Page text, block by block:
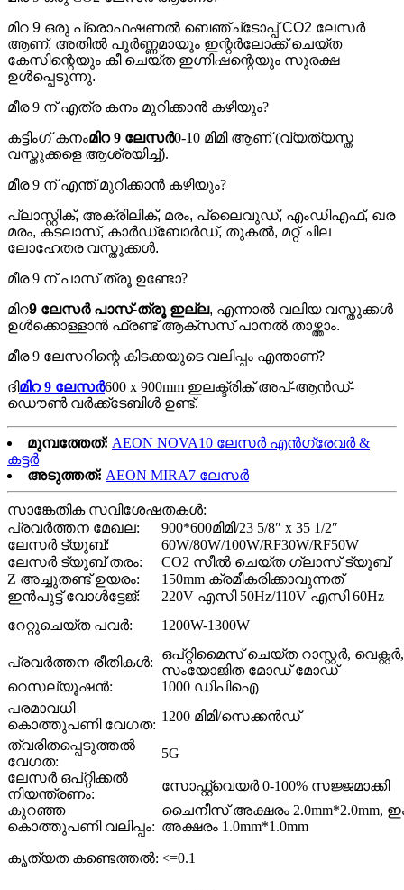
മിറ 9 ഒരു പ്രൊഫഷണൽ ബെഞ്ച്‌ടോപ്പ് CO2 ലേസർ
ആണ്, അതിൽ പൂർണ്ണമായും ഇന്റർലോക്ക് ചെയ്ത
കേസിന്റെയും കീ ചെയ്ത ഇഗ്നിഷന്റെയും സുരക്ഷ
ഉൾപ്പെടുന്നു.
മീര 9 ന് എത്ര കനം മുറിക്കാൻ കഴിയും?
കട്ടിംഗ് കനംമിറ 9 ലേസർ0-10 മിമി ആണ് (വ്യത്യസ്ത
വസ്തുക്കളെ ആശ്രയിച്ച്).
മീര 9 ന് എന്ത് മുറിക്കാൻ കഴിയും?
പ്ലാസ്റ്റിക്, അക്രിലിക്, മരം, പ്ലൈവുഡ്, എംഡിഎഫ്, ഖര
മരം, കടലാസ്, കാർഡ്ബോർഡ്, തുകൽ, മറ്റ് ചില
ലോഹേതര വസ്തുക്കൾ.
മീര 9 ന് പാസ് ത്രൂ ഉണ്ടോ?
മിറ9 ലേസർ പാസ്-ത്രൂ ഇല്ല, എന്നാൽ വലിയ വസ്തുക്കൾ
ഉൾക്കൊള്ളാൻ ഫ്രണ്ട് ആക്‌സസ് പാനൽ താഴ്ത്താം.
മീര 9 ലേസറിന്റെ കിടക്കയുടെ വലിപ്പം എന്താണ്?
ദിമിറ 9 ലേസർ600 x 900mm ഇലക്ട്രിക് അപ്-ആൻഡ്-
ഡൌൺ വർക്ക്ടേബിൾ ഉണ്ട്.
മുമ്പത്തേത്: AEON NOVA10 ലേസർ എൻഗ്രേവർ &
കട്ടർ
അടുത്തത്: AEON MIRA7 ലേസർ
സാങ്കേതിക സവിശേഷതകൾ:
പ്രവർത്തന മേഖല:
900*600മിമി/23 5/8″ x 35 1/2″
ലേസർ ട്യൂബ്:
60W/80W/100W/RF30W/RF50W
ലേസർ ട്യൂബ് തരം:
CO2 സീൽ ചെയ്ത ഗ്ലാസ് ട്യൂബ്
Z അച്ചുതണ്ട് ഉയരം:
150mm ക്രമീകരിക്കാവുന്നത്
ഇൻപുട്ട് വോൾട്ടേജ്:
220V എസി 50Hz/110V എസി 60Hz
റേറ്റുചെയ്ത പവർ:
1200W-1300W
പ്രവർത്തന രീതികൾ:
ഒപ്റ്റിമൈസ് ചെയ്ത റാസ്റ്റർ, വെക്റ്റർ,
സംയോജിത മോഡ് മോഡ്
റെസല്യൂഷൻ:
1000 ഡിപിഐ
പരമാവധി
കൊത്തുപണി വേഗത:
1200 മിമി/സെക്കൻഡ്
ത്വരിതപ്പെടുത്തൽ
വേഗത:
5G
ലേസർ ഒപ്റ്റിക്കൽ
നിയന്ത്രണം:
സോഫ്റ്റ്‌വെയർ 0-100% സജ്ജമാക്കി
കുറഞ്ഞ
കൊത്തുപണി വലിപ്പം:
ചൈനീസ് അക്ഷരം 2.0mm*2.0mm,
അക്ഷരം 1.0mm*1.0mm
കൃത്യത കണ്ടെത്തൽ: <=0.1